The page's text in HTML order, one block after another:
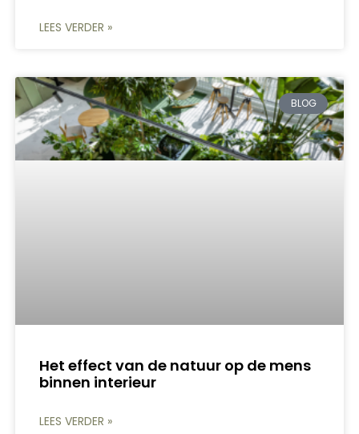
LEES VERDER »
BLOG
Het effect van de natuur op de mens
binnen interieur
LEES VERDER »